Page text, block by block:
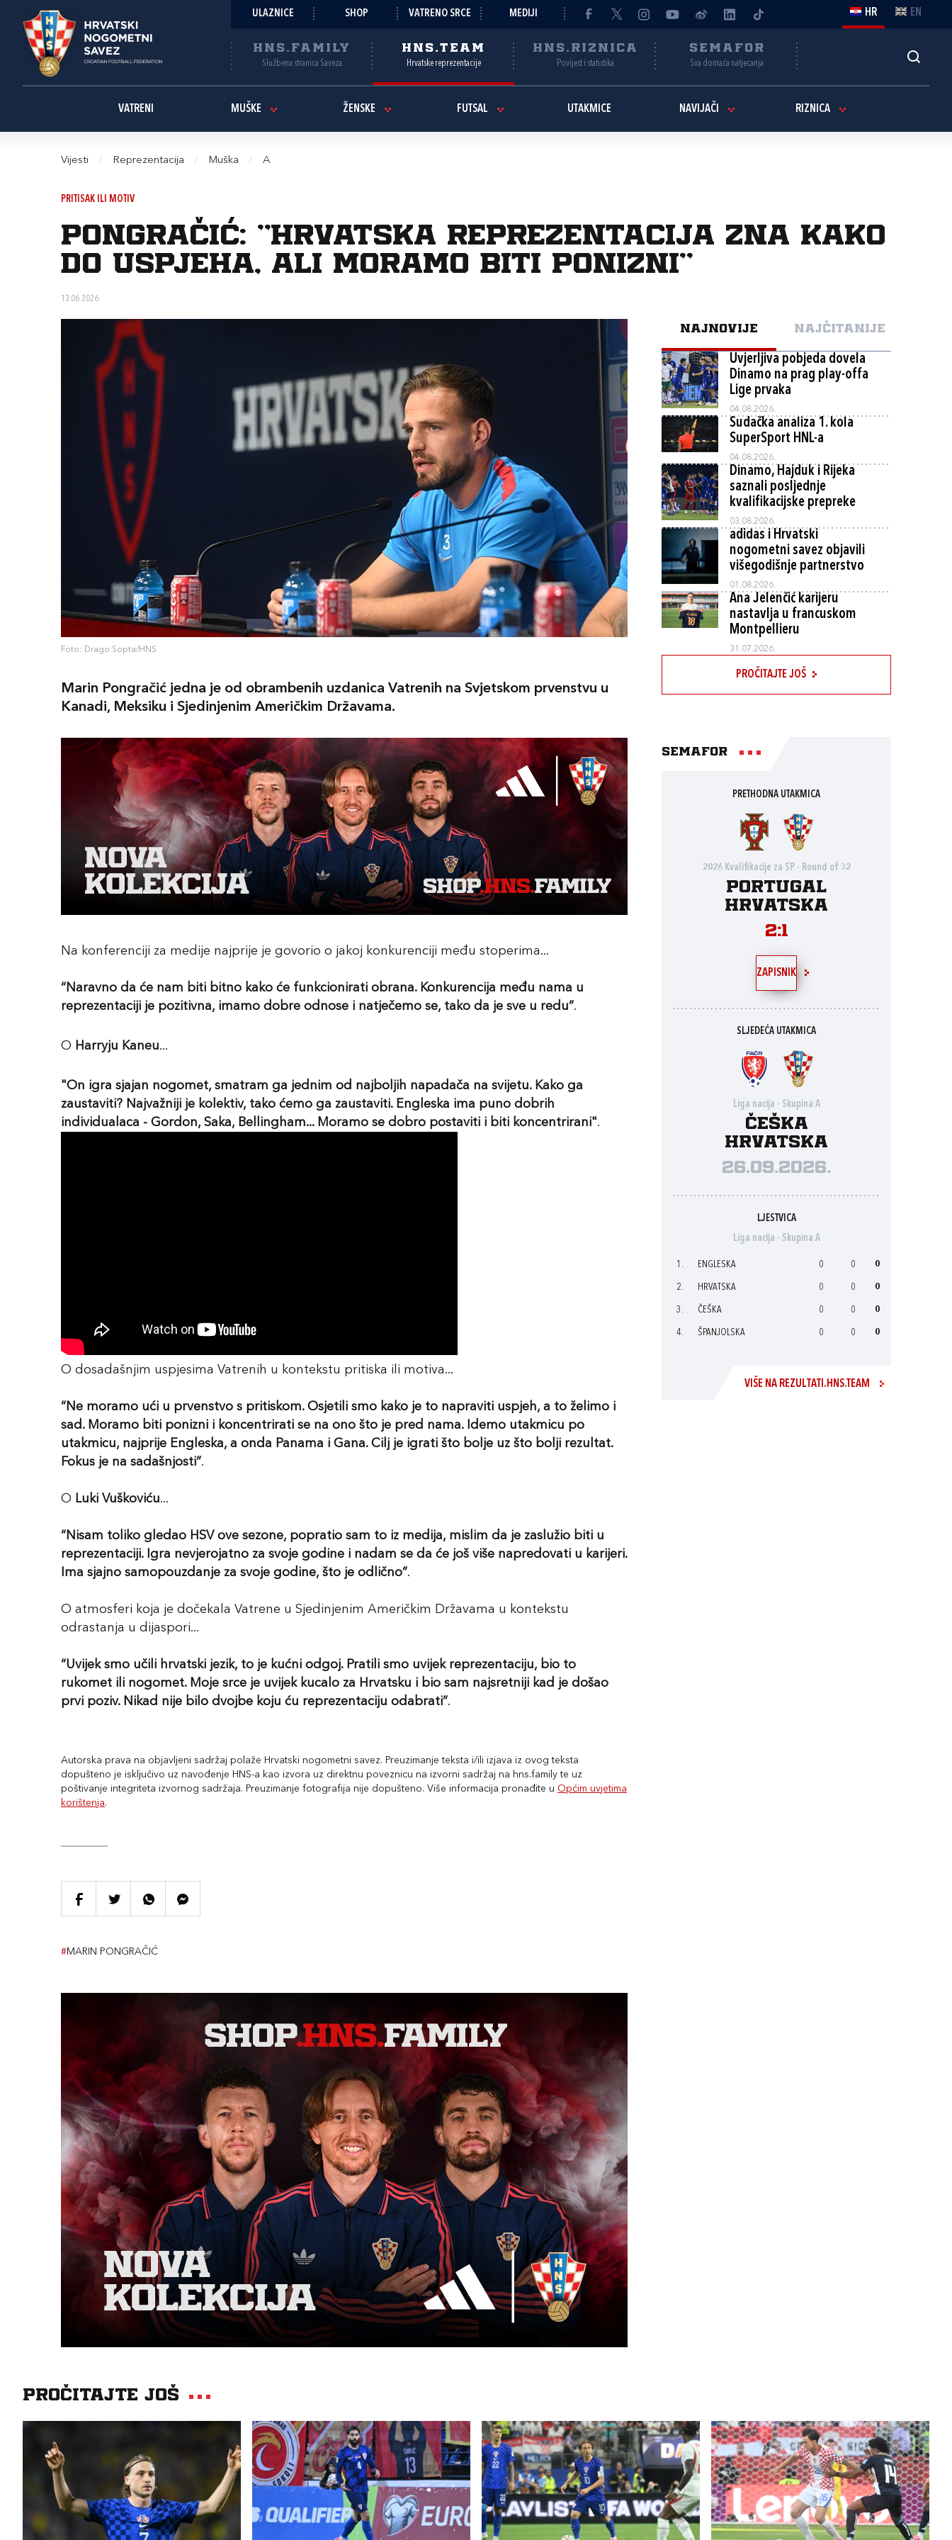
ULAZNICE SHOP VATRENO SRCE MEDIJI HR EN
HNS.FAMILY
Službena stranica Saveza
HNS.TEAM
Hrvatske reprezentacije
HNS.RIZNICA
Povijest i statistika
SEMAFOR
Sva domaća natjecanja
VATRENI MUŠKE ŽENSKE FUTSAL UTAKMICE NAVIJAČI RIZNICA
Vijesti / Reprezentacija / Muška / A
PRITISAK ILI MOTIV
Pongračić: “Hrvatska reprezentacija zna kako
do uspjeha, ali moramo biti ponizni“
13.06.2026.
Foto: Drago Sopta/HNS
Marin Pongračić jedna je od obrambenih uzdanica Vatrenih na Svjetskom prvenstvu u
Kanadi, Meksiku i Sjedinjenim Američkim Državama.
Na konferenciji za medije najprije je govorio o jakoj konkurenciji među stoperima...
“Naravno da će nam biti bitno kako će funkcionirati obrana. Konkurencija među nama u
reprezentaciji je pozitivna, imamo dobre odnose i natječemo se, tako da je sve u redu”.
O Harryju Kaneu...
"On igra sjajan nogomet, smatram ga jednim od najboljih napadača na svijetu. Kako ga
zaustaviti? Najvažniji je kolektiv, tako ćemo ga zaustaviti. Engleska ima puno dobrih
individualaca - Gordon, Saka, Bellingham... Moramo se dobro postaviti i biti koncentrirani".
O dosadašnjim uspjesima Vatrenih u kontekstu pritiska ili motiva...
“Ne moramo ući u prvenstvo s pritiskom. Osjetili smo kako je to napraviti uspjeh, a to želimo i
sad. Moramo biti ponizni i koncentrirati se na ono što je pred nama. Idemo utakmicu po
utakmicu, najprije Engleska, a onda Panama i Gana. Cilj je igrati što bolje uz što bolji rezultat.
Fokus je na sadašnjosti”.
O Luki Vuškoviću...
“Nisam toliko gledao HSV ove sezone, popratio sam to iz medija, mislim da je zaslužio biti u
reprezentaciji. Igra nevjerojatno za svoje godine i nadam se da će još više napredovati u karijeri.
Ima sjajno samopouzdanje za svoje godine, što je odlično”.
O atmosferi koja je dočekala Vatrene u Sjedinjenim Američkim Državama u kontekstu
odrastanja u dijaspori...
“Uvijek smo učili hrvatski jezik, to je kućni odgoj. Pratili smo uvijek reprezentaciju, bio to
rukomet ili nogomet. Moje srce je uvijek kucalo za Hrvatsku i bio sam najsretniji kad je došao
prvi poziv. Nikad nije bilo dvojbe koju ću reprezentaciju odabrati”.
Autorska prava na objavljeni sadržaj polaže Hrvatski nogometni savez. Preuzimanje teksta i/ili izjava iz ovog teksta
dopušteno je isključivo uz navođenje HNS-a kao izvora uz direktnu poveznicu na izvorni sadržaj na hns.family te uz
poštivanje integriteta izvornog sadržaja. Preuzimanje fotografija nije dopušteno. Više informacija pronađite u Općim uvjetima
korištenja.
#MARIN PONGRAČIĆ
NAJNOVIJE NAJČITANIJE
Uvjerljiva pobjeda dovela
Dinamo na prag play-offa
Lige prvaka
04.08.2026.
Sudačka analiza 1. kola
SuperSport HNL-a
04.08.2026.
Dinamo, Hajduk i Rijeka
saznali posljednje
kvalifikacijske prepreke
03.08.2026.
adidas i Hrvatski
nogometni savez objavili
višegodišnje partnerstvo
01.08.2026.
Ana Jelenčić karijeru
nastavlja u francuskom
Montpellieru
31.07.2026.
PROČITAJTE JOŠ
Semafor
PRETHODNA UTAKMICA
2026 Kvalifikacije za SP - Round of 32
Portugal
Hrvatska
2:1
ZAPISNIK
SLJEDEĆA UTAKMICA
Liga nacija - Skupina A
Češka
Hrvatska
26.09.2026.
LJESTVICA
Liga nacija - Skupina A
1. ENGLESKA 0 0 0
2. HRVATSKA 0 0 0
3. ČEŠKA 0 0 0
4. ŠPANJOLSKA 0 0 0
VIŠE NA REZULTATI.HNS.TEAM
Pročitajte još